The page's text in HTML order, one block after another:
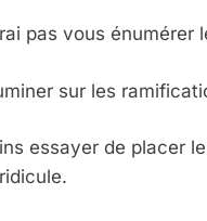
pas vous énumérer
sur les
essayer de placer